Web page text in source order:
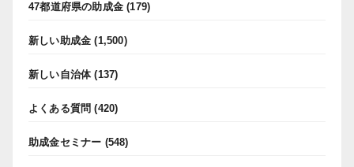
47都道府県の助成金 (179)
新しい助成金 (1,500)
新しい自治体(137)
よくある質問 (420)
助成金セミナー (548)